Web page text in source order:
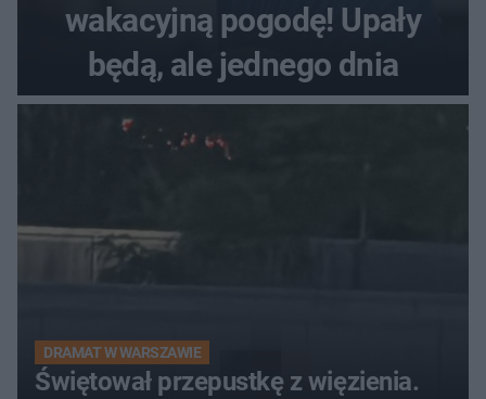
wakacyjną pogodę! Upały
będą, ale jednego dnia
DRAMAT W WARSZAWIE
Świętował przepustkę z więzienia.